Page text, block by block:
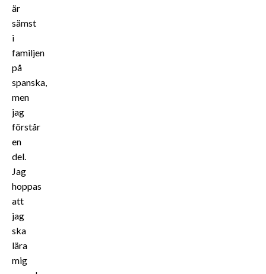
är
sämst
i
familjen
på
spanska,
men
jag
förstår
en
del.
Jag
hoppas
att
jag
ska
lära
mig